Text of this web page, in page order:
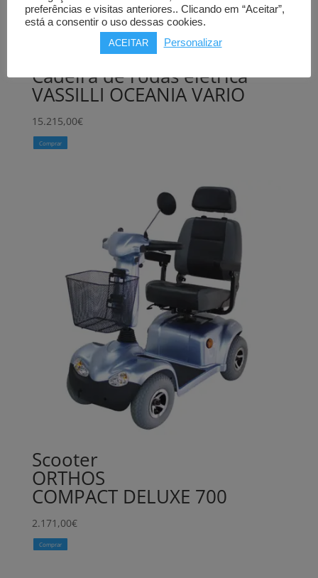
Cadeira de rodas elétrica
VASSILLI OCEANIA VARIO
15.215,00€
Comprar
Scooter
ORTHOS
COMPACT DELUXE 700
2.171,00€
Comprar
preferências e visitas anteriores.. Clicando em “Aceitar”,
está a consentir o uso dessas cookies.
ACEITAR Personalizar